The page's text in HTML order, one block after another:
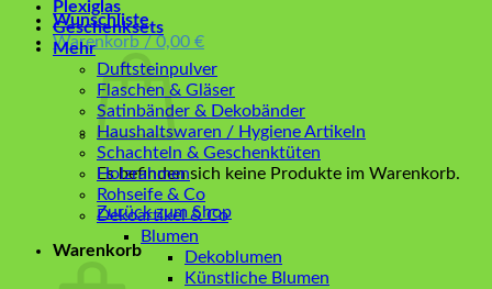
Wunschliste
Warenkorb / 0,00 €
Es befinden sich keine Produkte im Warenkorb.
Zurück zum Shop
Warenkorb
Plexiglas
Geschenksets
Mehr
Duftsteinpulver
Flaschen & Gläser
Satinbänder & Dekobänder
Haushaltswaren / Hygiene Artikeln
Schachteln & Geschenktüten
Holzrahmen
Rohseife & Co
Dekoartikel & Co
Blumen
Dekoblumen
Künstliche Blumen